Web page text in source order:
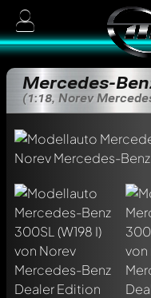
Mercedes-
(1:18, Norev